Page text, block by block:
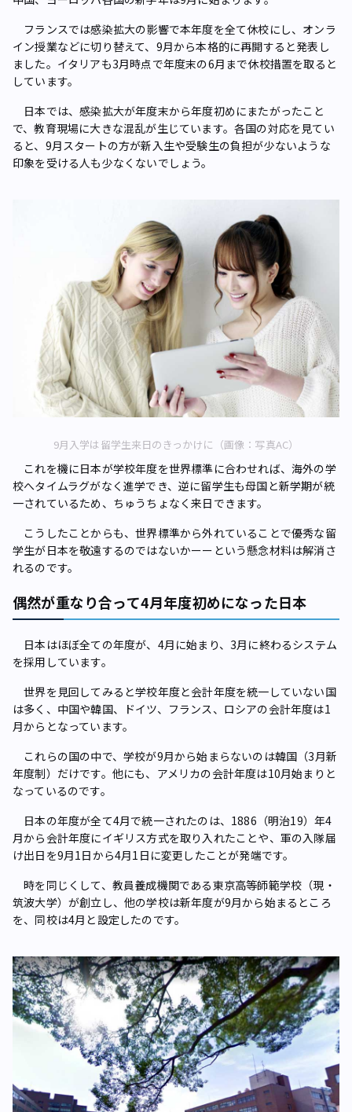
フランスでは感染拡大の影響で本年度を全て休校にし、オンラ
イン授業などに切り替えて、9月から本格的に再開すると発表し
ました。イタリアも3月時点で年度末の6月まで休校措置を取ると
しています。
日本では、感染拡大が年度末から年度初めにまたがったこと
で、教育現場に大きな混乱が生じています。各国の対応を見てい
ると、9月スタートの方が新入生や受験生の負担が少ないような
印象を受ける人も少なくないでしょう。
9月入学は留学生来日のきっかけに（画像：写真AC）
これを機に日本が学校年度を世界標準に合わせれば、海外の学
校へタイムラグがなく進学でき、逆に留学生も母国と新学期が統
一されているため、ちゅうちょなく来日できます。
こうしたことからも、世界標準から外れていることで優秀な留
学生が日本を敬遠するのではないかーーという懸念材料は解消さ
れるのです。
偶然が重なり合って4月年度初めになった日本
日本はほぼ全ての年度が、4月に始まり、3月に終わるシステム
を採用しています。
世界を見回してみると学校年度と会計年度を統一していない国
は多く、中国や韓国、ドイツ、フランス、ロシアの会計年度は1
月からとなっています。
これらの国の中で、学校が9月から始まらないのは韓国（3月新
年度制）だけです。他にも、アメリカの会計年度は10月始まりと
なっているのです。
日本の年度が全て4月で統一されたのは、1886（明治19）年4
月から会計年度にイギリス方式を取り入れたことや、軍の入隊届
け出日を9月1日から4月1日に変更したことが発端です。
時を同じくして、教員養成機関である東京高等師範学校（現・
筑波大学）が創立し、他の学校は新年度が9月から始まるところ
を、同校は4月と設定したのです。